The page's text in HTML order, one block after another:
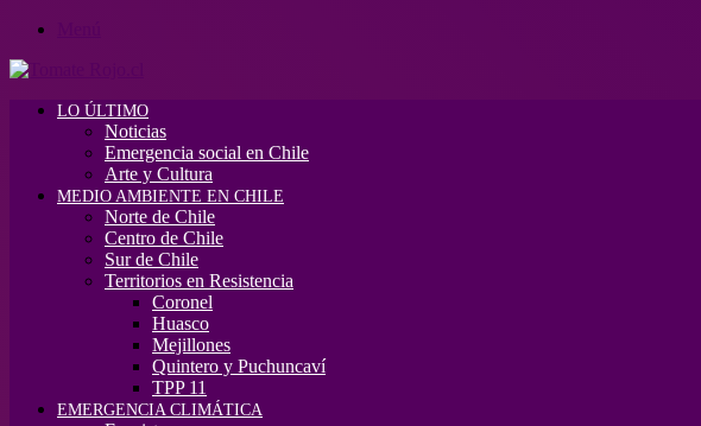
LO ÚLTIMO
Noticias
Emergencia social en Chile
Arte y Cultura
MEDIO AMBIENTE EN CHILE
Norte de Chile
Centro de Chile
Sur de Chile
Territorios en Resistencia
Coronel
Huasco
Mejillones
Quintero y Puchuncaví
TPP 11
EMERGENCIA CLIMÁTICA